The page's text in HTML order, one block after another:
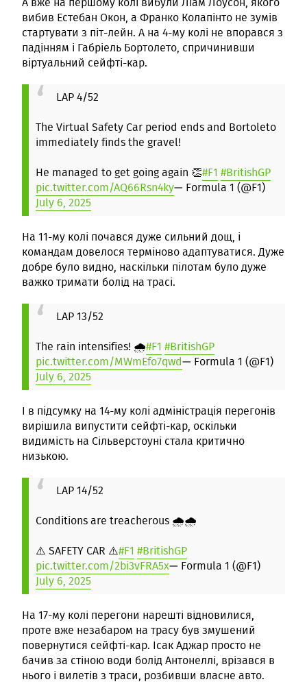
вибив Естебан Окон, а Франко Колапінто не зумів
стартувати з піт-лейн. А на 4-му колі не впорався з
падінням і Габріель Бортолето, спричинивши
віртуальний сейфті-кар.
LAP 4/52
The Virtual Safety Car period ends and Bortoleto
immediately finds the gravel!
He managed to get going again 👏#F1 #BritishGP
pic.twitter.com/AQ66Rsn4ky— Formula 1 (@F1)
July 6, 2025
На 11-му колі почався дуже сильний дощ, і
командам довелося терміново адаптуватися. Дуже
добре було видно, наскільки пілотам було дуже
важко тримати болід на трасі.
LAP 13/52
The rain intensifies! 🌧️#F1 #BritishGP
pic.twitter.com/MWmEfo7qwd— Formula 1 (@F1)
July 6, 2025
І в підсумку на 14-му колі адміністрація перегонів
вирішила випустити сейфті-кар, оскільки
видимість на Сільверстоуні стала критично
низькою.
LAP 14/52
Conditions are treacherous 🌧️🌧️
⚠️ SAFETY CAR ⚠️#F1 #BritishGP
pic.twitter.com/2bi3vFRA5x— Formula 1 (@F1)
July 6, 2025
На 17-му колі перегони нарешті відновилися,
проте вже незабаром на трасу був змушений
повернутися сейфті-кар. Ісак Аджар просто не
бачив за стіною води болід Антонеллі, врізався в
нього і вилетів з траси, розбивши власне авто.